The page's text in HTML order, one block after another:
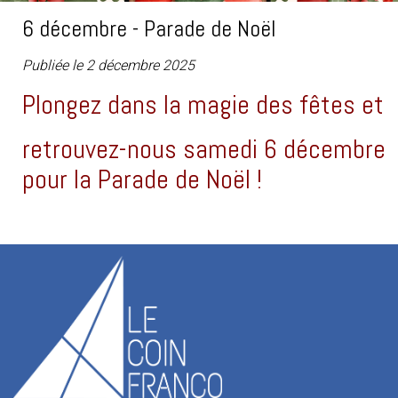
6 décembre - Parade de Noël
Publiée le 2 décembre 2025
Plongez dans la magie des fêtes et
retrouvez-nous samedi 6 décembre
pour la Parade de Noël !